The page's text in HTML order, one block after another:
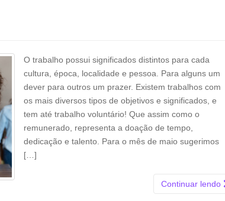
O trabalho possui significados distintos para cada
cultura, época, localidade e pessoa. Para alguns um
dever para outros um prazer. Existem trabalhos com
os mais diversos tipos de objetivos e significados, e
tem até trabalho voluntário! Que assim como o
remunerado, representa a doação de tempo,
dedicação e talento. Para o mês de maio sugerimos
[…]
Continuar lendo